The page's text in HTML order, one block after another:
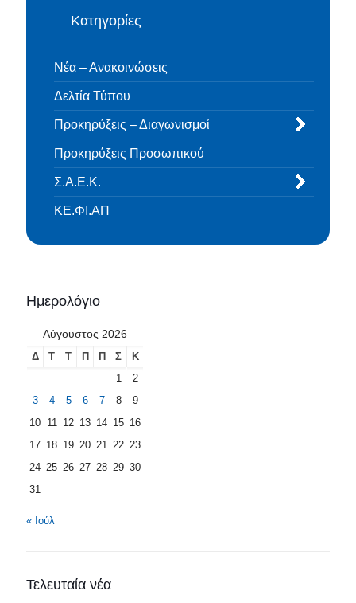
Κατηγορίες
Νέα – Ανακοινώσεις
Δελτία Τύπου
Προκηρύξεις – Διαγωνισμοί
Προκηρύξεις Προσωπικού
Σ.Α.Ε.Κ.
ΚΕ.ΦΙ.ΑΠ
Ημερολόγιο
Αύγουστος 2026
Δ Τ Τ Π Π Σ
Κ
1
2
3
4 5 6 7 8
9
10 11 12 13 14 15 16
17 18 19 20 21 22 23
24 25 26 27 28 29 30
31
« Ιούλ
Τελευταία νέα